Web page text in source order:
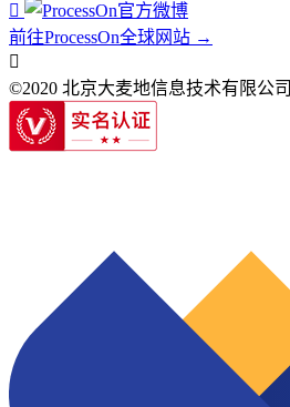

前往ProcessOn全球网站 →

©2020 北京大麦地信息技术有限公司